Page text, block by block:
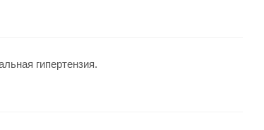
гипертензия.